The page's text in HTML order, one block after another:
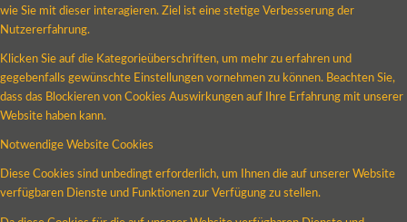
wie Sie mit dieser interagieren. Ziel ist eine stetige Verbesserung der
Nutzererfahrung.
Klicken Sie auf die Kategorieüberschriften, um mehr zu erfahren und
gegebenfalls gewünschte Einstellungen vornehmen zu können. Beachten Sie,
dass das Blockieren von Cookies Auswirkungen auf Ihre Erfahrung mit unserer
Website haben kann.
Notwendige Website Cookies
Diese Cookies sind unbedingt erforderlich, um Ihnen die auf unserer Website
verfügbaren Dienste und Funktionen zur Verfügung zu stellen.